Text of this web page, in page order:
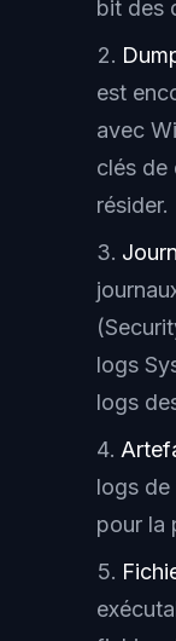
bit des
est
avec
clés de
résider.
logs
logs
logs de
pour la